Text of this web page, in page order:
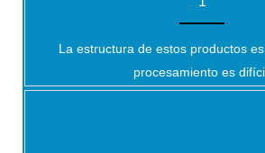
La estructura de estos productos
procesamiento es